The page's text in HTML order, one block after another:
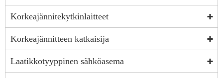
Korkeajännitekytkinlaitteet
Korkeajännitteen katkaisija
Laatikkotyyppinen sähköasema